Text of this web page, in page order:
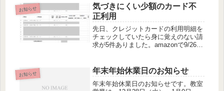
にパソコンやマウスの除菌と空気の入
れ替え、講師はマスク着用で対応させ
ていただきます。
お知らせ
気づきにくい少額のカード不
正利用
先日、クレジットカードの利用明細を
チェックしていたら身に覚えのない請
求が5件ありました。amazonで9/26か
は日曜日。日曜日は買えない何かな
の？amazon...
お知らせ 年末年始休業日のお知らせ
年末年始休業日のお知らせです。教室